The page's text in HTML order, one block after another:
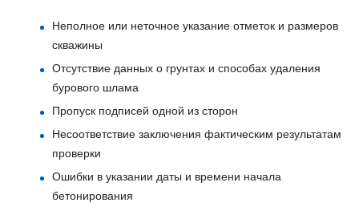
Неполное или неточное указание отметок и размеров
скважины
Отсутствие данных о грунтах и способах удаления
бурового шлама
Пропуск подписей одной из сторон
Несоответствие заключения фактическим результатам
проверки
Ошибки в указании даты и времени начала
бетонирования